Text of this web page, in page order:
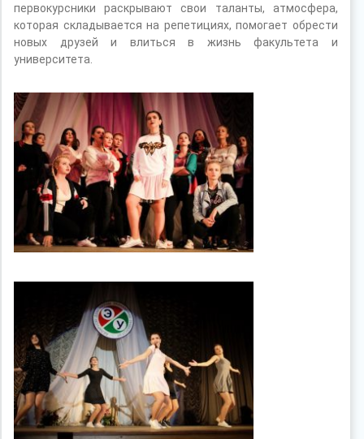
первокурсники раскрывают свои таланты, атмосфера,
которая складывается на репетициях, помогает обрести
новых друзей и влиться в жизнь факультета и
университета.